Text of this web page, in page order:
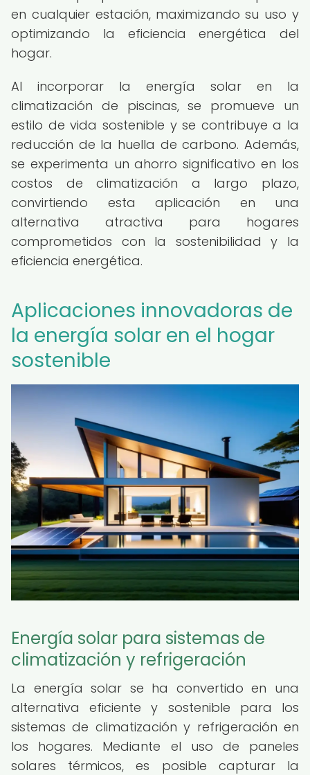
en cualquier estación, maximizando su uso y
optimizando la eficiencia energética del
hogar.
Al incorporar la energía solar en la
climatización de piscinas, se promueve un
estilo de vida sostenible y se contribuye a la
reducción de la huella de carbono. Además,
se experimenta un ahorro significativo en los
costos de climatización a largo plazo,
convirtiendo esta aplicación en una
alternativa atractiva para hogares
comprometidos con la sostenibilidad y la
eficiencia energética.
Aplicaciones innovadoras de
la energía solar en el hogar
sostenible
Energía solar para sistemas de
climatización y refrigeración
La energía solar se ha convertido en una
alternativa eficiente y sostenible para los
sistemas de climatización y refrigeración en
los hogares. Mediante el uso de paneles
solares térmicos, es posible capturar la